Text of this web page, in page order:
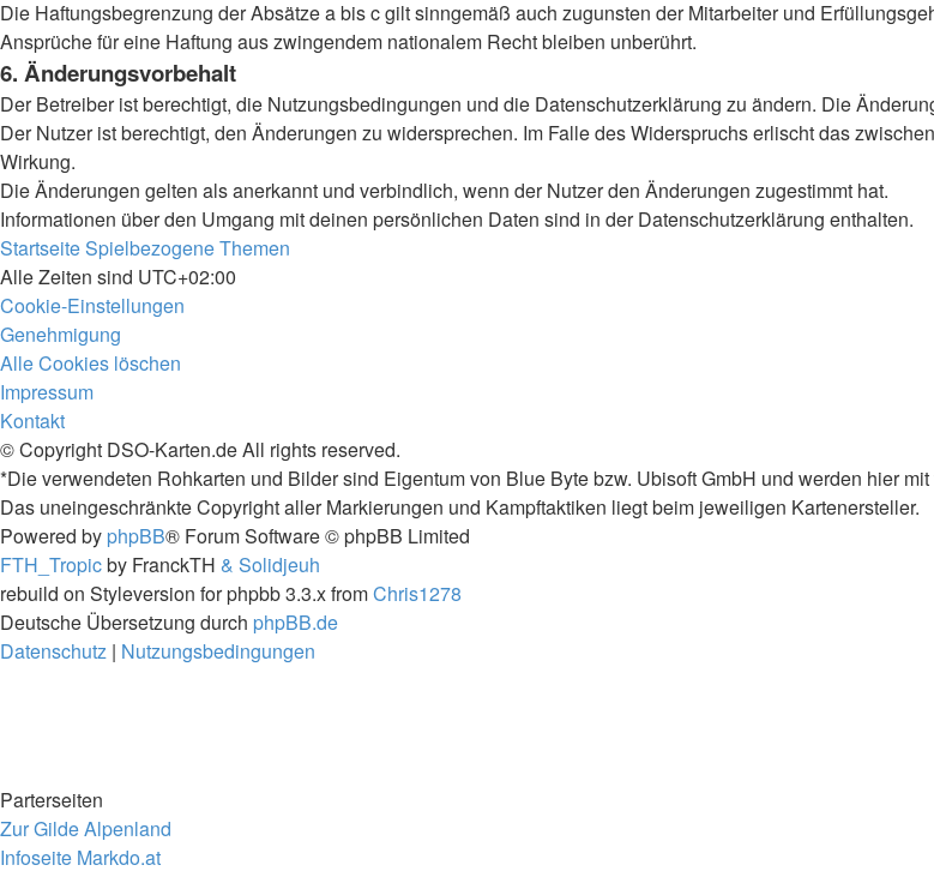
Die Haftungsbegrenzung der Absätze a bis c gilt sinngemäß auch zugunsten der Mitarbeiter und
Ansprüche für eine Haftung aus zwingendem nationalem Recht bleiben unberührt.
6. Änderungsvorbehalt
Der Betreiber ist berechtigt, die Nutzungsbedingungen und die Datenschutzerklärung zu ändern. Die
Der Nutzer ist berechtigt, den Änderungen zu widersprechen. Im Falle des Widerspruchs erlischt das
Wirkung.
Die Änderungen gelten als anerkannt und verbindlich, wenn der Nutzer den Änderungen zugestimmt hat.
Informationen über den Umgang mit deinen persönlichen Daten sind in der Datenschutzerklärung enthalten.
StartseiteSpielbezogene Themen
Alle Zeiten sind UTC+02:00
Cookie-Einstellungen
Genehmigung
Alle Cookies löschen
Impressum
Kontakt
© Copyright DSO-Karten.de All rights reserved.
*Die verwendeten Rohkarten und Bilder sind Eigentum von Blue Byte bzw. Ubisoft GmbH und werden hier
Das uneingeschränkte Copyright aller Markierungen und Kampftaktiken liegt beim jeweiligen Kartenersteller.
Powered by phpBB® Forum Software © phpBB Limited
FTH_Tropicby FranckTH & Solidjeuh
rebuild on Styleversion for phpbb 3.3.x fromChris1278
Deutsche Übersetzung durch phpBB.de
Datenschutz | Nutzungsbedingungen
Parterseiten
Zur Gilde Alpenland
Infoseite Markdo.at